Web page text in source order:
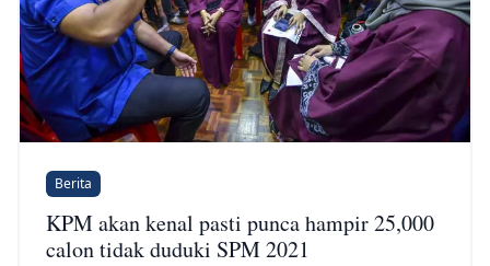
Berita
KPM akan kenal pasti punca hampir 25,000
calon tidak duduki SPM 2021